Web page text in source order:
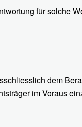
für solche
dem
im Voraus